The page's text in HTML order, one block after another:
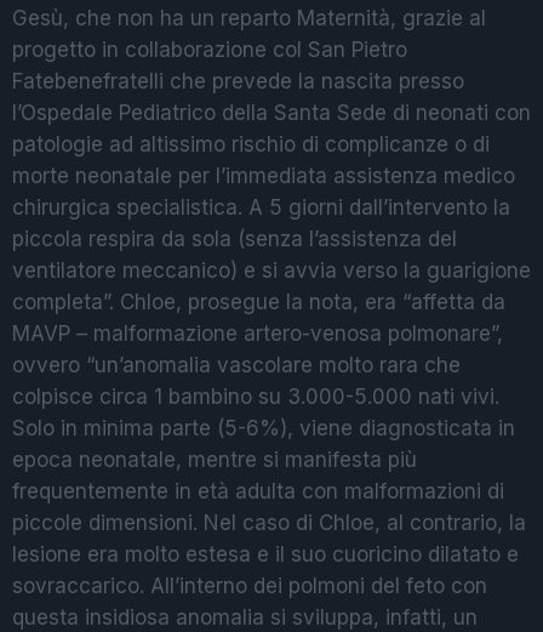
Gesù, che non ha un reparto Maternità, grazie al
progetto in collaborazione col San Pietro
Fatebenefratelli che prevede la nascita presso
l’Ospedale Pediatrico della Santa Sede di neonati con
patologie ad altissimo rischio di complicanze o di
morte neonatale per l’immediata assistenza medico
chirurgica specialistica. A 5 giorni dall’intervento la
piccola respira da sola (senza l’assistenza del
ventilatore meccanico) e si avvia verso la guarigione
completa”. Chloe, prosegue la nota, era “affetta da
MAVP – malformazione artero-venosa polmonare”,
ovvero “un’anomalia vascolare molto rara che
colpisce circa 1 bambino su 3.000-5.000 nati vivi.
Solo in minima parte (5-6%), viene diagnosticata in
epoca neonatale, mentre si manifesta più
frequentemente in età adulta con malformazioni di
piccole dimensioni. Nel caso di Chloe, al contrario, la
lesione era molto estesa e il suo cuoricino dilatato e
sovraccarico. All’interno dei polmoni del feto con
questa insidiosa anomalia si sviluppa, infatti, un